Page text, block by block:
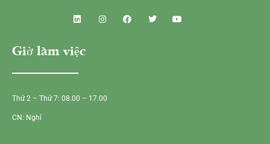
Giờ làm việc
Thứ 2 – Thứ 7: 08.00 – 17.00
CN: Nghỉ